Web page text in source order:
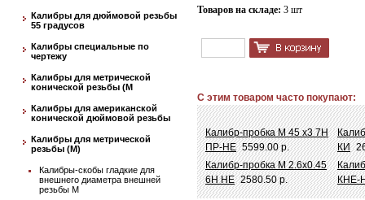
Калибры для дюймовой резьбы
55 градусов
Калибры специальные по
чертежу
Калибры для метрической
конической резьбы (М
Калибры для американской
конической дюймовой резьбы
Калибры для метрической
резьбы (М)
Калибры-скобы гладкие для
внешнего диаметра внешней
резьбы М
Товаров на складе: 3 шт
С этим товаром часто покупают:
Калибр-пробка М 45 х3 7Н
ПР-НЕ 5599.00 р.
КИ
Калибр-пробка М 2.6х0.45
6Н НЕ 2580.50 р.
КНЕ-